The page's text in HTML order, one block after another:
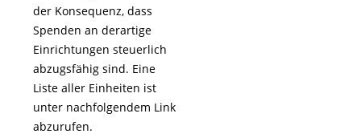
der Konsequenz, dass
Spenden an derartige
Einrichtungen steuerlich
abzugsfähig sind. Eine
Liste aller Einheiten ist
unter nachfolgendem Link
abzurufen.